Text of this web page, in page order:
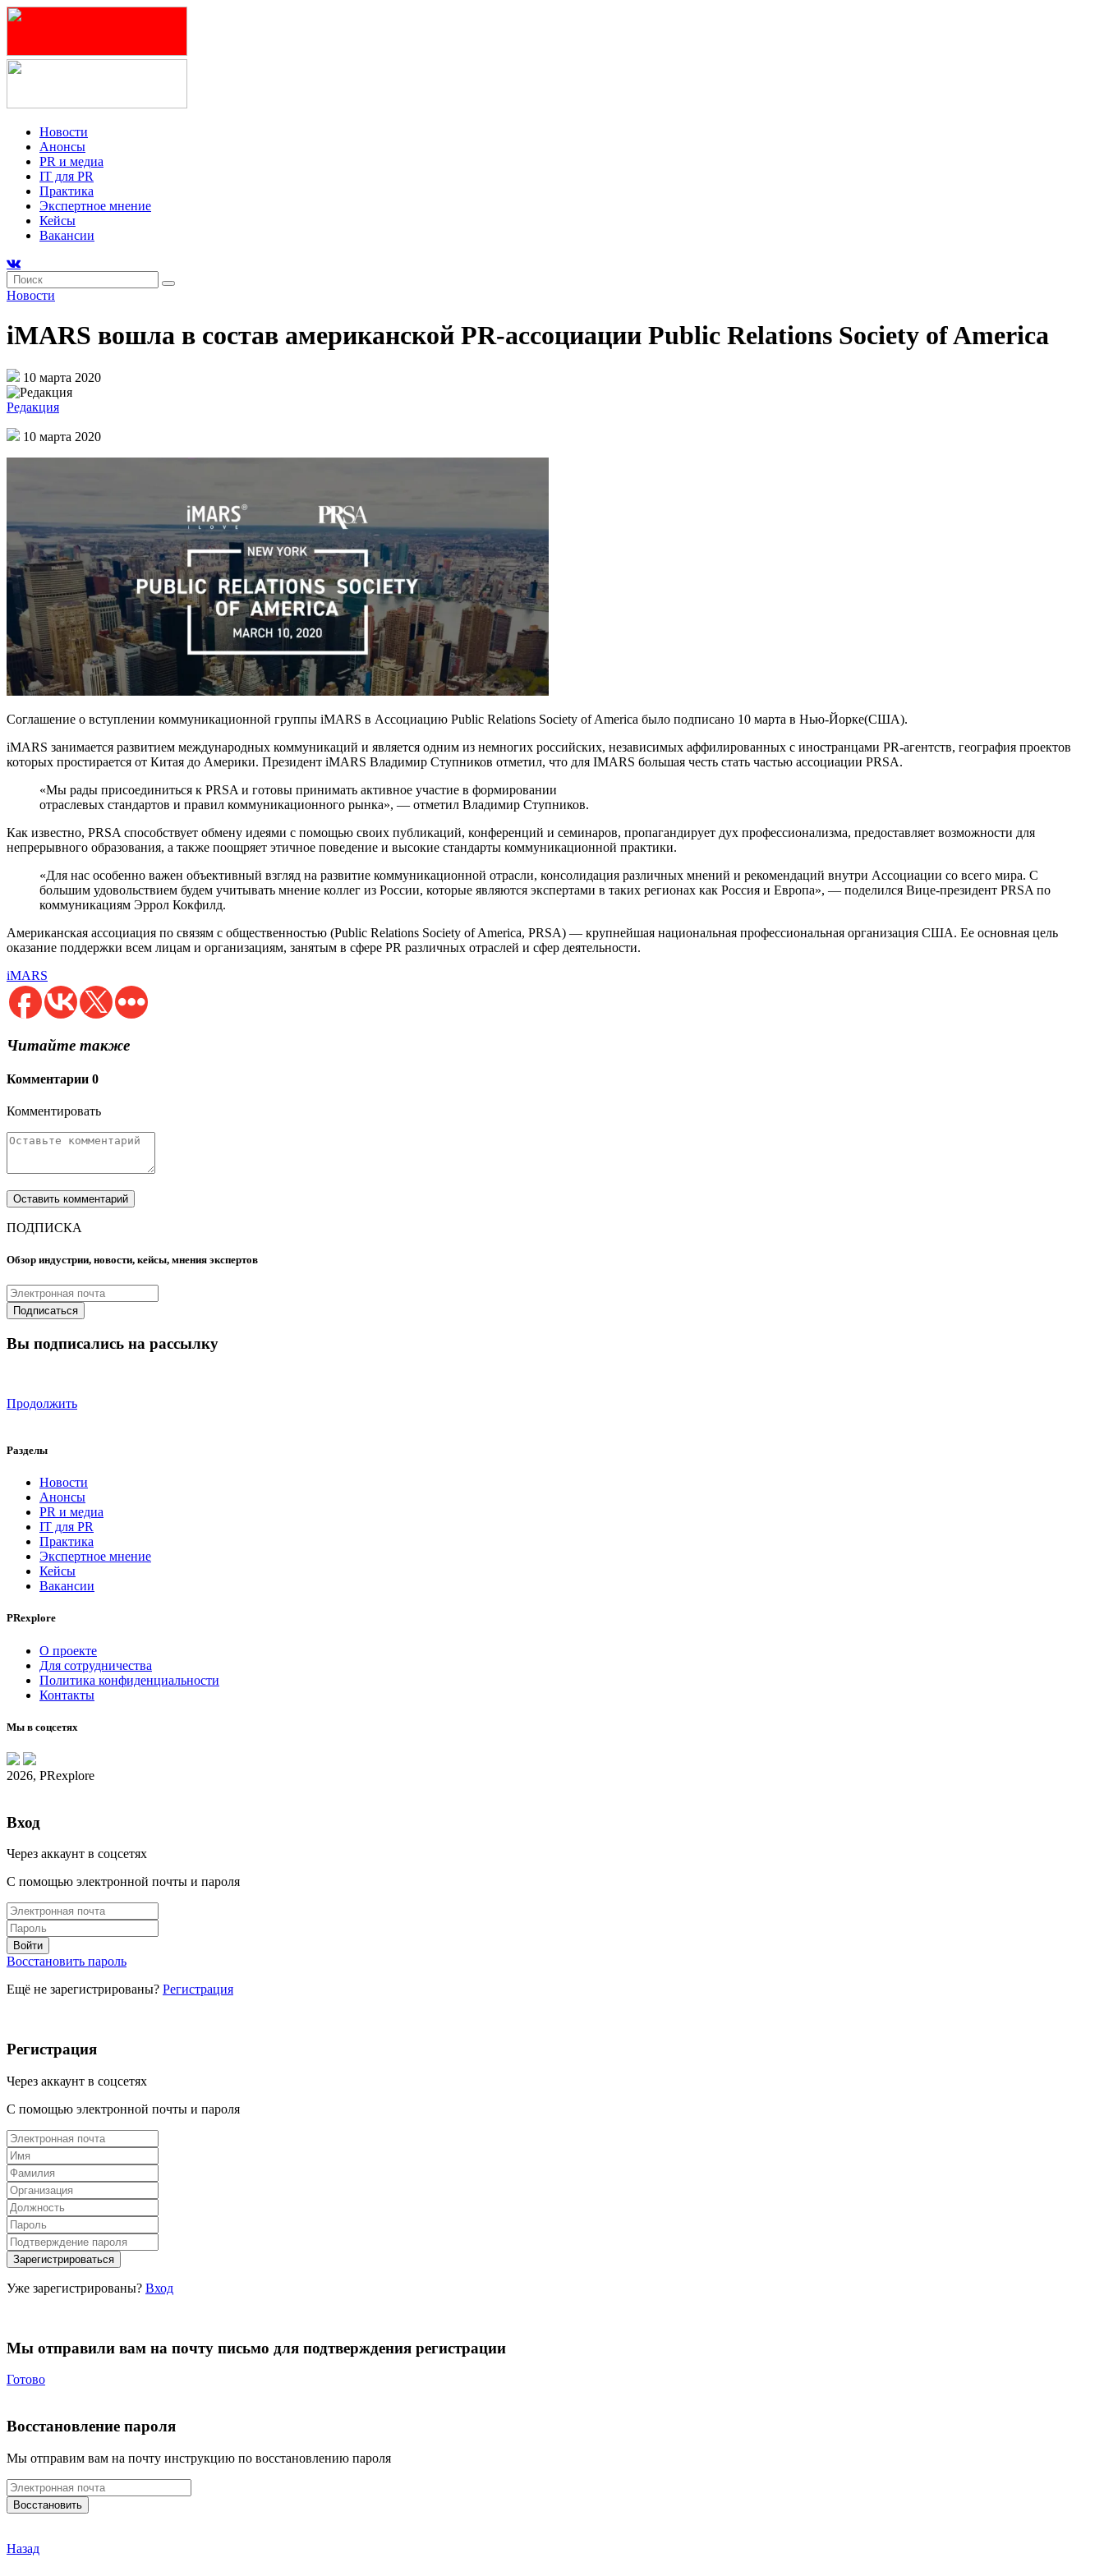
Новости
Анонсы
PR и медиа
IT для PR
Практика
Экспертное мнение
Кейсы
Вакансии
Новости
iMARS вошла в состав американской PR-ассоциации Public Relations Society of America
10 марта 2020
Редакция
10 марта 2020
Соглашение о вступлении коммуникационной группы iMARS в Ассоциацию Public Relations Society of America было подписано 10 марта в Нью-Йорке(США).
iMARS занимается развитием международных коммуникаций и является одним из немногих российских, независимых аффилированных с иностранцами PR-агентств, география проектов
которых простирается от Китая до Америки. Президент iMARS Владимир Ступников отметил, что для IMARS большая честь стать частью ассоциации PRSA.
«Мы рады присоединиться к PRSA и готовы принимать активное участие в формировании
отраслевых стандартов и правил коммуникационного рынка», — отметил Владимир Ступников.
Как известно, PRSA способствует обмену идеями с помощью своих публикаций, конференций и семинаров, пропагандирует дух профессионализма, предоставляет возможности для
непрерывного образования, а также поощряет этичное поведение и высокие стандарты коммуникационной практики.
«Для нас особенно важен объективный взгляд на развитие коммуникационной отрасли, консолидация различных мнений и рекомендаций внутри Ассоциации со всего мира. С
большим удовольствием будем учитывать мнение коллег из России, которые являются экспертами в таких регионах как Россия и Европа», — поделился Вице-президент PRSA по
коммуникациям Эррол Кокфилд.
Американская ассоциация по связям с общественностью (Public Relations Society of America, PRSA) — крупнейшая национальная профессиональная организация США. Ее основная цель
оказание поддержки всем лицам и организациям, занятым в сфере PR различных отраслей и сфер деятельности.
iMARS
Читайте также
Комментарии 0
Комментировать
ПОДПИСКА
Обзор индустрии, новости, кейсы, мнения экспертов
Вы подписались на рассылку
Продолжить
Разделы
Новости
Анонсы
PR и медиа
IT для PR
Практика
Экспертное мнение
Кейсы
Вакансии
PRexplore
О проекте
Для сотрудничества
Политика конфиденциальности
Контакты
Мы в соцсетях
2026, PRexplore
Вход
Через аккаунт в соцсетях
С помощью электронной почты и пароля
Восстановить пароль
Ещё не зарегистрированы? Регистрация
Регистрация
Через аккаунт в соцсетях
С помощью электронной почты и пароля
Уже зарегистрированы? Вход
Мы отправили вам на почту письмо для подтверждения регистрации
Готово
Восстановление пароля
Мы отправим вам на почту инструкцию по восстановлению пароля
Назад